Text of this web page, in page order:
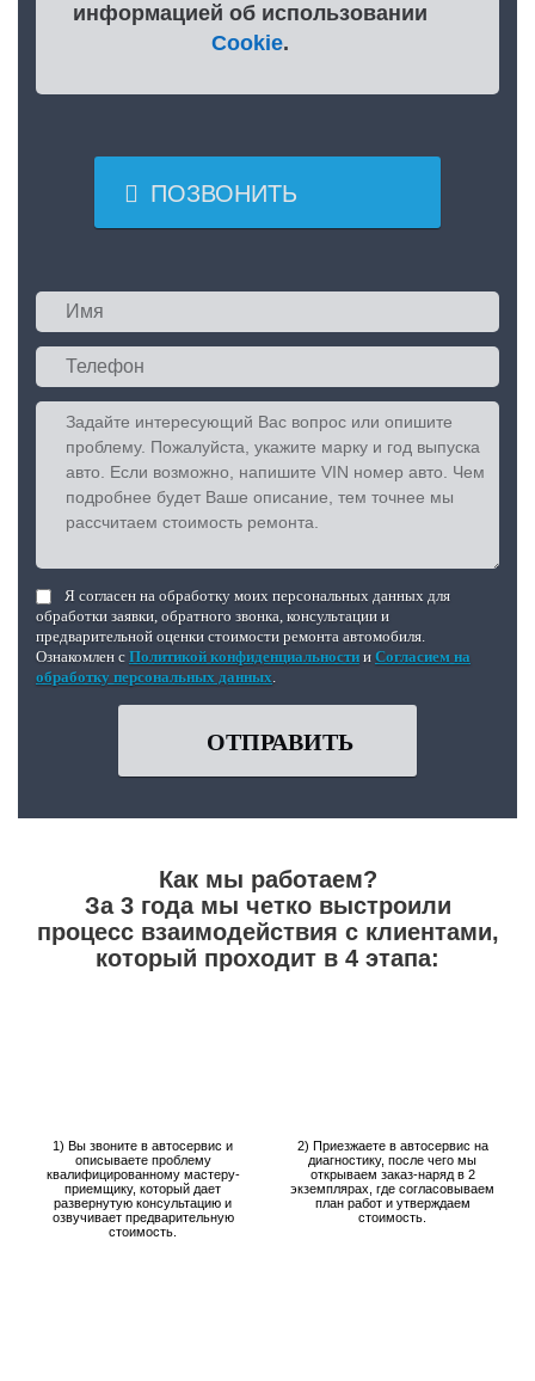
информацией об использовании
Cookie.
 ПОЗВОНИТЬ
Я согласен на обработку моих персональных данных для
обработки заявки, обратного звонка, консультации и
предварительной оценки стоимости ремонта автомобиля.
Ознакомлен с Политикой конфиденциальности и Согласием на
обработку персональных данных.
ОТПРАВИТЬ
Как мы работаем?
За 3 года мы четко выстроили
процесс взаимодействия с клиентами,
который проходит в 4 этапа:
1) Вы звоните в автосервис и
описываете проблему
квалифицированному мастеру-
приемщику, который дает
развернутую консультацию и
озвучивает предварительную
стоимость.
2) Приезжаете в автосервис на
диагностику, после чего мы
открываем заказ-наряд в 2
экземплярах, где согласовываем
план работ и утверждаем
стоимость.